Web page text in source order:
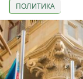
ПОЛИТИКА